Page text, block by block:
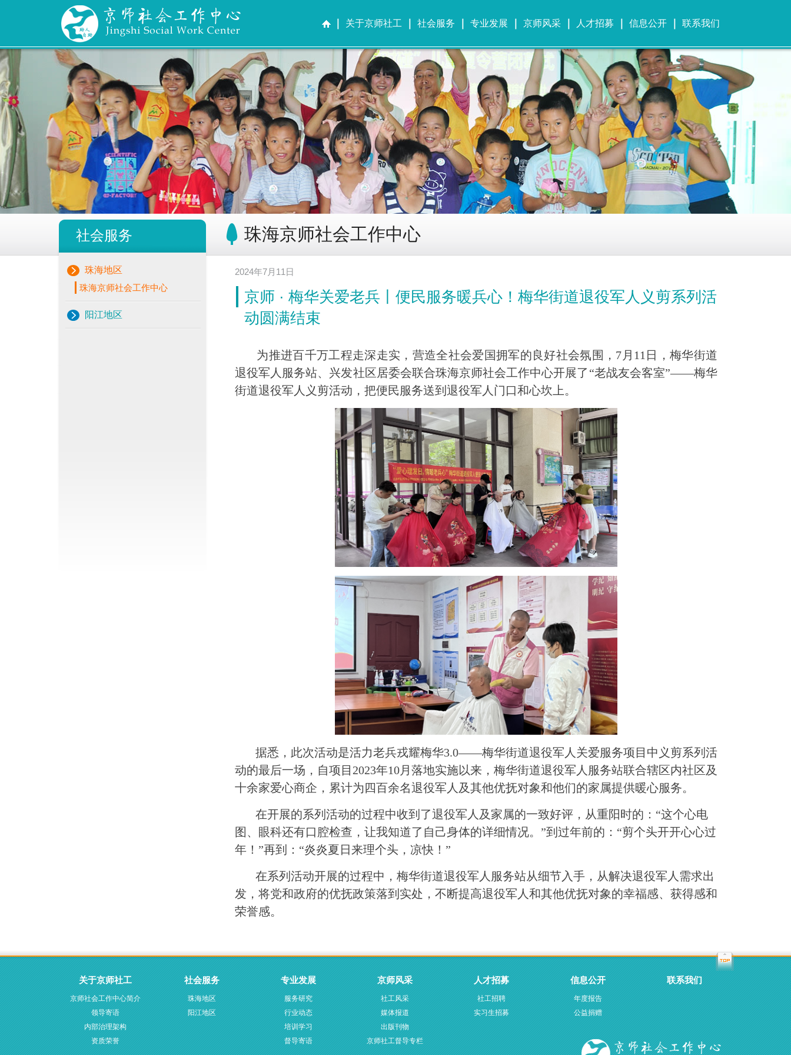
关于京师社工 社会服务 专业发展 京师风采 人才招募 信息公开 联系我们
社会服务
珠海地区
珠海京师社会工作中心
阳江地区
珠海京师社会工作中心
2024年7月11日
京师 · 梅华关爱老兵丨便民服务暖兵心！梅华街道退役军人义剪系列活
动圆满结束
为推进百千万工程走深走实，营造全社会爱国拥军的良好社会氛围，7月11日，梅华街道
退役军人服务站、兴发社区居委会联合珠海京师社会工作中心开展了“老战友会客室”——梅华
街道退役军人义剪活动，把便民服务送到退役军人门口和心坎上。
据悉，此次活动是活力老兵戎耀梅华3.0——梅华街道退役军人关爱服务项目中义剪系列活
动的最后一场，自项目2023年10月落地实施以来，梅华街道退役军人服务站联合辖区内社区及
十余家爱心商企，累计为四百余名退役军人及其他优抚对象和他们的家属提供暖心服务。
在开展的系列活动的过程中收到了退役军人及家属的一致好评，从重阳时的：“这个心电
图、眼科还有口腔检查，让我知道了自己身体的详细情况。”到过年前的：“剪个头开开心心过
年！”再到：“炎炎夏日来理个头，凉快！”
在系列活动开展的过程中，梅华街道退役军人服务站从细节入手，从解决退役军人需求出
发，将党和政府的优抚政策落到实处，不断提高退役军人和其他优抚对象的幸福感、获得感和
荣誉感。
关于京师社工
京师社会工作中心简介
领导寄语
内部治理架构
资质荣誉
社会服务
珠海地区
阳江地区
专业发展
服务研究
行业动态
培训学习
督导寄语
京师风采
社工风采
媒体报道
出版刊物
京师社工督导专栏
人才招募
社工招聘
实习生招募
信息公开
年度报告
公益捐赠
联系我们